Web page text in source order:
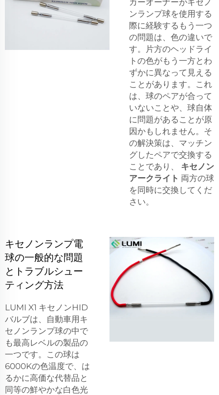
ンランプ球を使用する
際に経験するもう一つ
の問題は、色の違いで
す。片方のヘッドライ
トの色がもう一方とわ
ずかに異なって見える
ことがあります。これ
は、球のペアが合って
いないことや、球自体
に問題があることが原
因かもしれません。そ
の解決策は、マッチン
グしたペアで交換する
ことであり、 キセノン
アークライト 両方の球
を同時に交換してくだ
さい。
キセノンランプ電
球の一般的な問題
とトラブルシュー
ティング方法
LUMI X1 キセノンHID
バルブは、自動車用キ
セノンランプ球の中で
も最高レベルの製品の
一つです。この球は
6000Kの色温度で、は
るかに高価な代替品と
同等の鮮やかな白色光